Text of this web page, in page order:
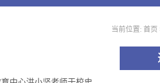
当前位置: 首页